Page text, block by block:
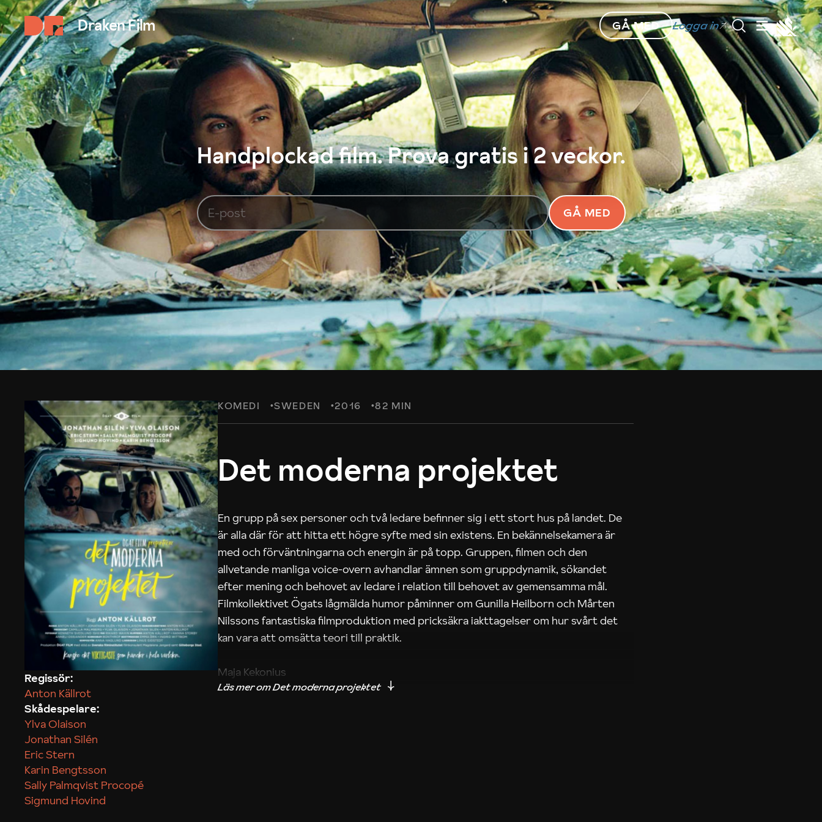
Draken Film GÅ MED Logga in
Handplockad film. Prova gratis i 2 veckor.
GÅ MED
KOMEDI SWEDEN 2016 82 MIN
Det moderna projektet
En grupp på sex personer och två ledare befinner sig i ett stort hus på landet. De
är alla där för att hitta ett högre syfte med sin existens. En bekännelsekamera är
med och förväntningarna och energin är på topp. Gruppen, filmen och den
allvetande manliga voice-overn avhandlar ämnen som gruppdynamik, sökandet
efter mening och behovet av ledare i relation till behovet av gemensamma mål.
Filmkollektivet Ögats lågmälda humor påminner om Gunilla Heilborn och Mårten
Nilssons fantastiska filmproduktion med pricksäkra iakttagelser om hur svårt det
kan vara att omsätta teori till praktik.
Maja Kekonius
Regissör:
Anton Källrot
Skådespelare:
Ylva Olaison
Jonathan Silén
Eric Stern
Karin Bengtsson
Sally Palmqvist Procopé
Sigmund Hovind